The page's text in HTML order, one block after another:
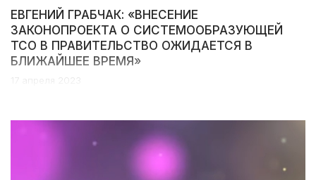
ЕВГЕНИЙ ГРАБЧАК: «ВНЕСЕНИЕ
ЗАКОНОПРОЕКТА О СИСТЕМООБРАЗУЮЩЕЙ
ТСО В ПРАВИТЕЛЬСТВО ОЖИДАЕТСЯ В
БЛИЖАЙШЕЕ ВРЕМЯ»
17 апреля 2023